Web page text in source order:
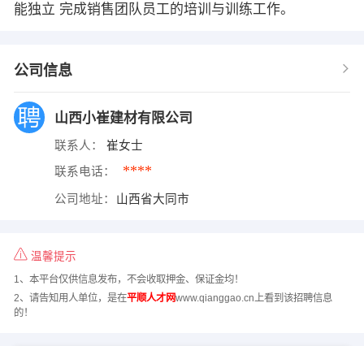
能独立 完成销售团队员工的培训与训练工作。
公司信息
山西小崔建材有限公司
联系人： 崔女士
联系电话： ****
公司地址： 山西省大同市
温馨提示
1、本平台仅供信息发布，不会收取押金、保证金均！
2、请告知用人单位，是在平顺人才网www.qianggao.cn上看到该招聘信息
的！